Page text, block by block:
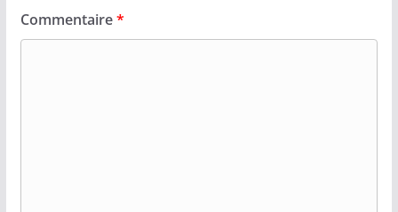
Commentaire*